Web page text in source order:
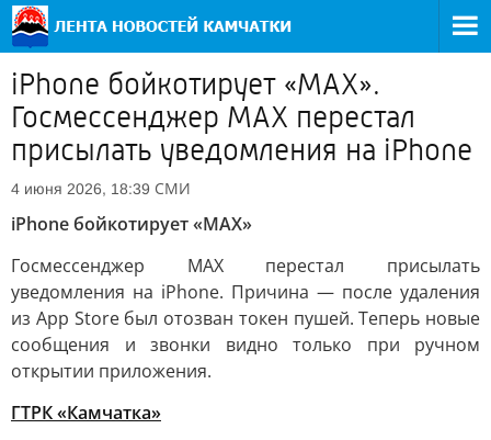
iPhone бойкотирует «МАХ».
Госмессенджер МАХ перестал
присылать уведомления на iPhone
4 июня 2026, 18:39 СМИ
iPhone бойкотирует «МАХ»
Госмессенджер МАХ перестал присылать
уведомления на iPhone. Причина — после удаления
из App Store был отозван токен пушей. Теперь новые
сообщения и звонки видно только при ручном
открытии приложения.
ГТРК «Камчатка»